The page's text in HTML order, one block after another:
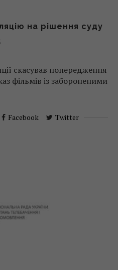
на рішення суду
скасував попередження
фільмів із забороненими
Facebook Twitter